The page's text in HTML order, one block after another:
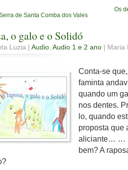
de Santa Comba dos Vales
Os
o galo e o Solidó
Luzia | Audio, Audio 1 e 2 ano | Maria
Conta-se
faminta
quando um
nos dentes.
lo, quando
proposta que
aliciante… …
bem? A